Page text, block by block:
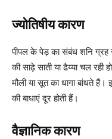
ज्योतिषीय कारण
पीपल के पेड़ का संबंध शनि ग्रह
की साढ़े साती या ढैय्या चल रही
मौली या सूत का धागा बांधते
की बाधाएं दूर होती हैं।
वैज्ञानिक कारण